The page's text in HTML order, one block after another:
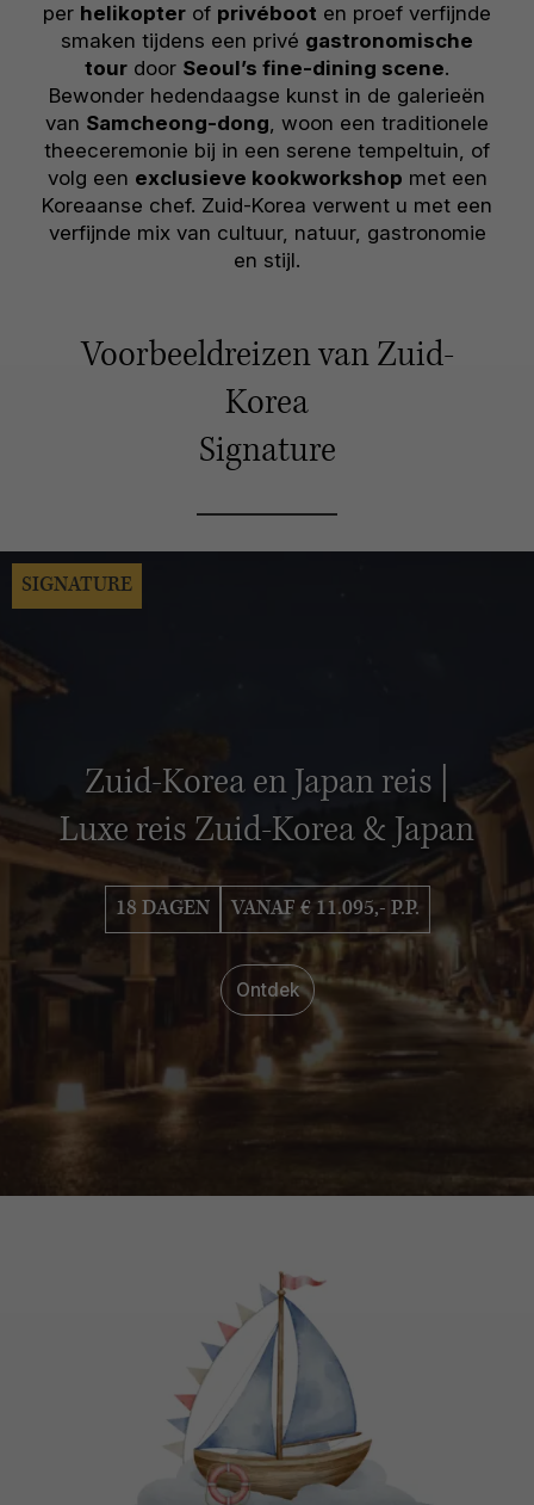
per helikopter of privéboot en proef verfijnde
smaken tijdens een privé gastronomische
tour door Seoul’s fine-dining scene.
Bewonder hedendaagse kunst in de galerieën
van Samcheong-dong, woon een traditionele
theeceremonie bij in een serene tempeltuin, of
volg een exclusieve kookworkshop met een
Koreaanse chef. Zuid-Korea verwent u met een
verfijnde mix van cultuur, natuur, gastronomie
en stijl.
Voorbeeldreizen van Zuid-
Korea
Signature
Zuid-Korea en Japan reis |
Luxe reis Zuid-Korea & Japan
18 DAGEN VANAF € 11.095,- P.P.
Ontdek
SIGNATURE